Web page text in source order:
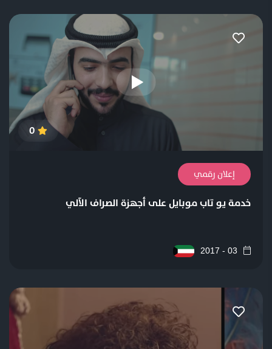
0
إعلان رقمي
خدمة يو تاب موبايل على أجهزة الصراف الآلي
03 - 2017